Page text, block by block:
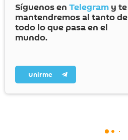
Síguenos en Telegram y te
mantendremos al tanto de
todo lo que pasa en el
mundo.
Unirme